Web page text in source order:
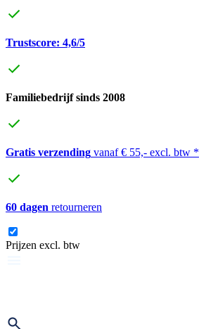
Trustscore: 4,6/5
Familiebedrijf sinds 2008
Gratis verzending vanaf € 55,- excl. btw *
60 dagen retourneren
Prijzen excl. btw